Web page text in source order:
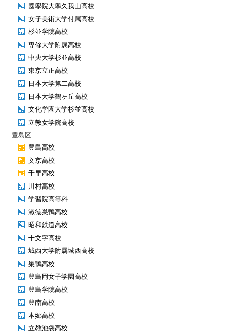
國學院大學久我山高校
女子美術大学付属高校
杉並学院高校
専修大学附属高校
中央大学杉並高校
東京立正高校
日本大学第二高校
日本大学鶴ヶ丘高校
文化学園大学杉並高校
立教女学院高校
豊島区
豊島高校
文京高校
千早高校
川村高校
学習院高等科
淑徳巣鴨高校
昭和鉄道高校
十文字高校
城西大学附属城西高校
巣鴨高校
豊島岡女子学園高校
豊島学院高校
豊南高校
本郷高校
立教池袋高校